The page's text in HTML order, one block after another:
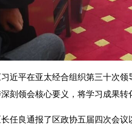
平在亚太经合组织第三十次领
刻领会核心要义，将学习成果转
良通报了区政协五届四次会议